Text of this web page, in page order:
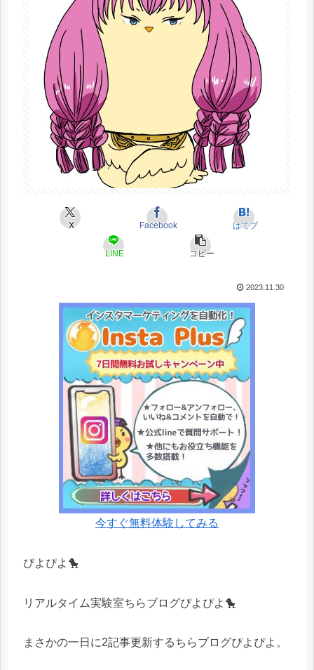
X Facebook はてブ
LINE コピー
2023.11.30
今すぐ無料体験してみる
ぴよぴよ🐤
リアルタイム実験室ちらブログぴよぴよ🐤
まさかの一日に2記事更新するちらブログぴよぴよ。